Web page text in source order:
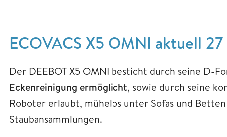
ECOVACS X5 OMNI aktuell
Der DEEBOT X5 OMNI besticht durch seine D-
Eckenreinigung ermöglicht, sowie durch seine
Roboter erlaubt, mühelos unter Sofas und
Staubansammlungen.